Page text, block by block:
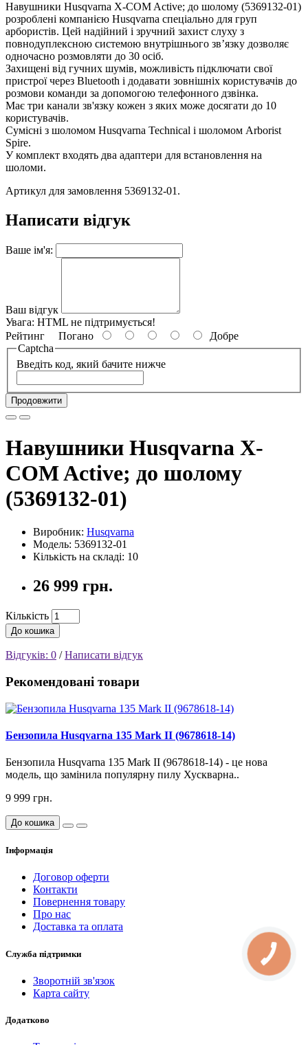
Навушники Husqvarna X-COM Active; до шолому (5369132-01)
розроблені компанією Husqvarna спеціально для груп
арбористів. Цей надійний і зручний захист слуху з
повнодуплексною системою внутрішнього зв’язку дозволяє
одночасно розмовляти до 30 осіб.
Захищені від гучних шумів, можливість підключати свої
пристрої через Bluetooth і додавати зовнішніх користувачів до
розмови команди за допомогою телефонного дзвінка.
Має три канали зв'язку кожен з яких може досягати до 10
користувачів.
Сумісні з шоломом Husqvarna Technical і шоломом Arborist
Spire.
У комплект входять два адаптери для встановлення на
шоломи.
Артикул для замовлення 5369132-01 .
Написати відгук
Ваше ім'я:
Ваш відгук
Увага: HTML не підтримується!
Рейтинг Погано
Добре
Captcha
Введіть код, який бачите нижче
Продовжити
Навушники Husqvarna X-
COM Active; до шолому
(5369132-01)
Виробник: Husqvarna
Модель: 5369132-01
Кількість на складі: 10
26 999 грн.
Кількість
До кошика
Відгуків: 0 /Написати відгук
Рекомендовані товари
Бензопила Husqvarna 135 Mark II (9678618-14)
Бензопила Husqvarna 135 Mark II (9678618-14) - це нова
модель, що замінила популярну пилу Хускварна..
9 999 грн.
До кошика
Інформація
Договор оферти
Контакти
Повернення товару
Про нас
Доставка та оплата
Служба підтримки
Зворотній зв'язок
Карта сайту
Додатково